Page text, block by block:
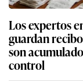
Los expertos
guardan
son
control